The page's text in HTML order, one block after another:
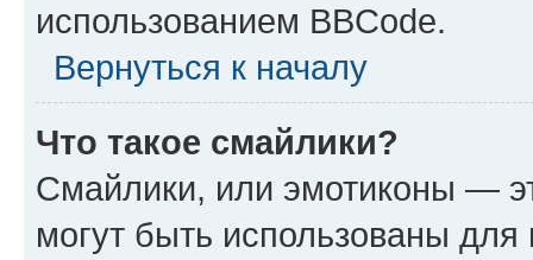
использованием BBCode.
Вернуться к началу
Что такое смайлики?
Смайлики, или эмотиконы —
могут быть использованы